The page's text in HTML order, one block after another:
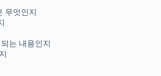
무엇인지
는 내용인지